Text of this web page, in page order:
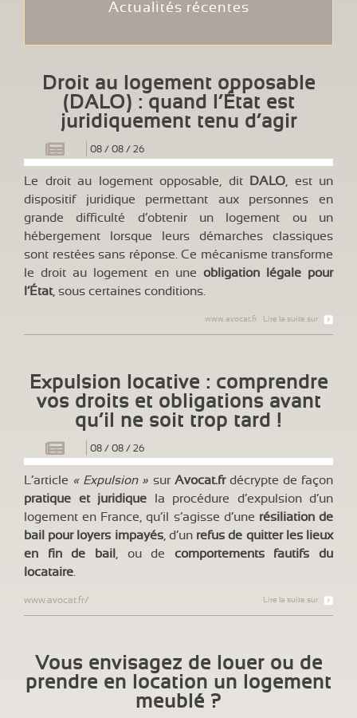
Actualités récentes
Droit au logement opposable
(DALO) : quand l’État est
juridiquement tenu d’agir
08/ 08 / 26
Le droit au logement opposable, dit DALO, est un
dispositif juridique permettant aux personnes en
grande difficulté d’obtenir un logement ou un
hébergement lorsque leurs démarches classiques
sont restées sans réponse. Ce mécanisme transforme
le droit au logement en une obligation légale pour
l’État, sous certaines conditions.
Lire la suite sur
www.avocat.fr
Expulsion locative : comprendre
vos droits et obligations avant
qu’il ne soit trop tard !
08/ 08 / 26
L’article « Expulsion » sur Avocat.frdécrypte de façon
pratique et juridique la procédure d’expulsion d’un
logement en France, qu’il s’agisse d’une résiliation de
bail pour loyers impayés, d’un refus de quitter les lieux
en fin de bail , ou de comportements fautifs du
locataire.
Lire la suite sur
www.avocat.fr/
Vous envisagez de louer ou de
prendre en location un logement
meublé ?